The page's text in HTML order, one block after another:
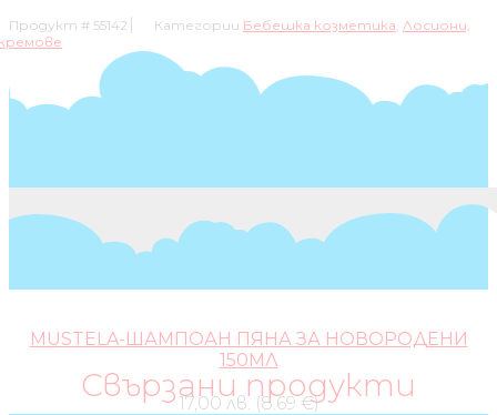
ПЕЛЕНАТА
100ML
Продукт # 55142 Категории Бебешка козметика, Лосиони,
Свързани продукти
MUSTELA-ШАМПОАН ПЯНА ЗА НОВОРОДЕНИ
150МЛ
17,00 лв. (8.69 €)